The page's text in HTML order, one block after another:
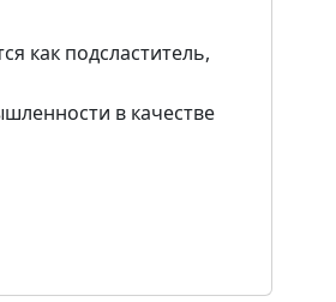
как подсластитель,
в качестве